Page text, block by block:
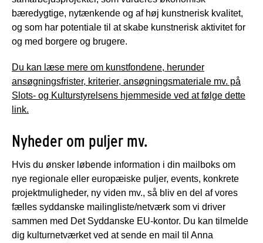
bæredygtige, nytænkende og af høj kunstnerisk kvalitet,
og som har potentiale til at skabe kunstnerisk aktivitet for
og med borgere og brugere.
Du kan læse mere om kunstfondene, herunder
ansøgningsfrister, kriterier, ansøgningsmateriale mv. på
Slots- og Kulturstyrelsens hjemmeside ved at følge dette
link.
Nyheder om puljer mv.
Hvis du ønsker løbende information i din mailboks om
nye regionale eller europæiske puljer, events, konkrete
projektmuligheder, ny viden mv., så bliv en del af vores
fælles syddanske mailingliste/netværk som vi driver
sammen med Det Syddanske EU-kontor. Du kan tilmelde
dig kulturnetværket ved at sende en mail til Anna